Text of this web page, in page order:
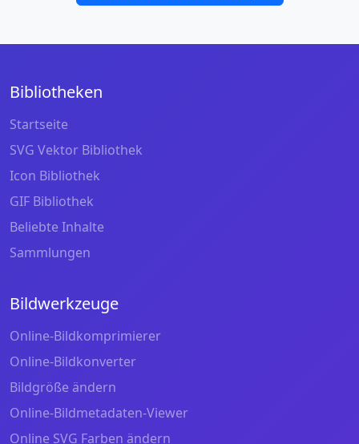
Bibliotheken
Startseite
SVG Vektor Bibliothek
Icon Bibliothek
GIF Bibliothek
Beliebte Inhalte
Sammlungen
Bildwerkzeuge
Online-Bildkomprimierer
Online-Bildkonverter
Bildgröße ändern
Online-Bildmetadaten-Viewer
Online SVG Farben ändern